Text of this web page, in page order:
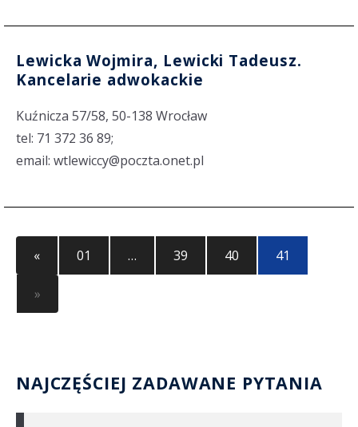
Lewicka Wojmira, Lewicki Tadeusz.
Kancelarie adwokackie
Kuźnicza 57/58, 50-138 Wrocław
tel: 71 372 36 89;
email: wtlewiccy@poczta.onet.pl
« 01 … 39 40 41
»
NAJCZĘŚCIEJ ZADAWANE PYTANIA